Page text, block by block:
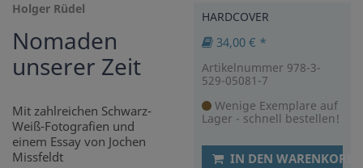
Holger Rüdel
Nomaden
unserer Zeit
Mit zahlreichen Schwarz-
Weiß-Fotografien und
einem Essay von Jochen
Missfeldt
HARDCOVER
34,00 € *
Artikelnummer 978-3-
529-05081-7
Wenige Exemplare auf
Lager - schnell bestellen!
IN DEN WARENKORB